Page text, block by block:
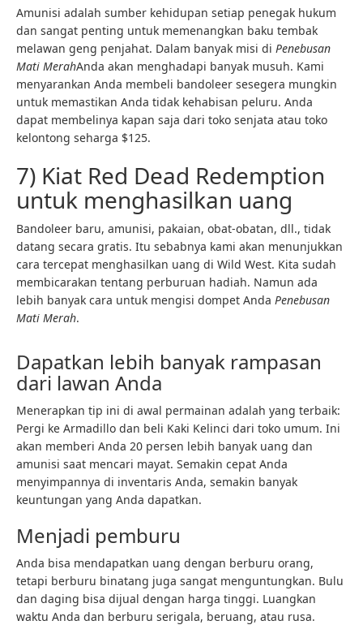
Amunisi adalah sumber kehidupan setiap penegak hukum
dan sangat penting untuk memenangkan baku tembak
melawan geng penjahat. Dalam banyak misi di Penebusan
Mati MerahAnda akan menghadapi banyak musuh. Kami
menyarankan Anda membeli bandoleer sesegera mungkin
untuk memastikan Anda tidak kehabisan peluru. Anda
dapat membelinya kapan saja dari toko senjata atau toko
kelontong seharga $125.
7) Kiat Red Dead Redemption
untuk menghasilkan uang
Bandoleer baru, amunisi, pakaian, obat-obatan, dll., tidak
datang secara gratis. Itu sebabnya kami akan menunjukkan
cara tercepat menghasilkan uang di Wild West. Kita sudah
membicarakan tentang perburuan hadiah. Namun ada
lebih banyak cara untuk mengisi dompet Anda Penebusan
Mati Merah.
Dapatkan lebih banyak rampasan
dari lawan Anda
Menerapkan tip ini di awal permainan adalah yang terbaik:
Pergi ke Armadillo dan beli Kaki Kelinci dari toko umum. Ini
akan memberi Anda 20 persen lebih banyak uang dan
amunisi saat mencari mayat. Semakin cepat Anda
menyimpannya di inventaris Anda, semakin banyak
keuntungan yang Anda dapatkan.
Menjadi pemburu
Anda bisa mendapatkan uang dengan berburu orang,
tetapi berburu binatang juga sangat menguntungkan. Bulu
dan daging bisa dijual dengan harga tinggi. Luangkan
waktu Anda dan berburu serigala, beruang, atau rusa.